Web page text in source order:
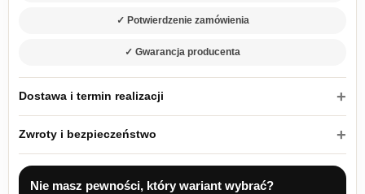
✓ Potwierdzenie zamówienia
✓ Gwarancja producenta
Dostawa i termin realizacji
Zwroty i bezpieczeństwo
Nie masz pewności, który wariant wybrać?